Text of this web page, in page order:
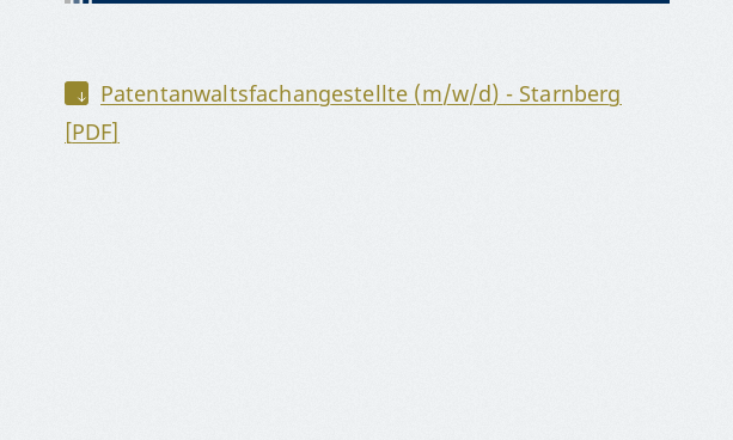
Patentanwaltsfachangestellte (m/w/d) - Starnberg
[PDF]